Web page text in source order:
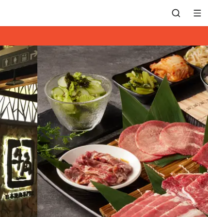
訂位紀錄
餐廳客服
常見問題
EZTABLE 禮物卡
餐廳合作